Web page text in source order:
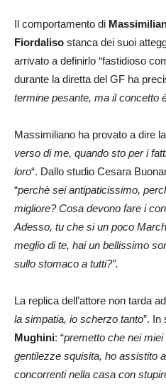
Il comportamento di
Fiordaliso stanca dei suoi
arrivato a definirlo “fastidioso
durante la diretta del GF ha
termine pesante, ma il concetto
Massimiliano ha provato a dire
verso di me, quando sto per i
loro“. Dallo studio Cesara
“perchè sei antipaticissimo,
migliore? Cosa devono fare i
Adesso, tu che si un poco
meglio di te, hai un bellissimo
sullo stomaco a tutti?”.
La replica dell’attore non tarda
la simpatia, io scherzo tanto”. In
Mughini: “premetto che nei
gentilezze squisita, ho assistito
concorrenti nella casa con